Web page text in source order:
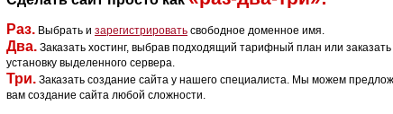
Раз. Выбрать и зарегистрировать свободное доменное имя.
Два. Заказать хостинг, выбрав подходящий тарифный план или заказать
установку выделенного сервера.
Три. Заказать создание сайта у нашего специалиста. Мы можем
вам создание сайта любой сложности.